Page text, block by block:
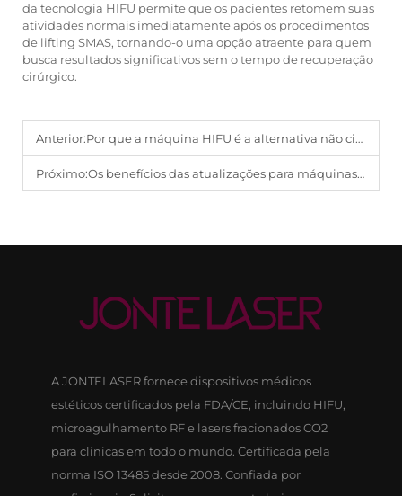
da tecnologia HIFU permite que os pacientes retomem suas
atividades normais imediatamente após os procedimentos
de lifting SMAS, tornando-o uma opção atraente para quem
busca resultados significativos sem o tempo de recuperação
cirúrgico.
Anterior:Por que a máquina HIFU é a alternativa não cirúrgica definitiva ao lifting facial.
Próximo:Os benefícios das atualizações para máquinas HIFU 7D e 9D no modelamento corporal completo.
A JONTELASER fornece dispositivos médicos
estéticos certificados pela FDA/CE, incluindo HIFU,
microagulhamento RF e lasers fracionados CO2
para clínicas em todo o mundo. Certificada pela
norma ISO 13485 desde 2008. Confiada por